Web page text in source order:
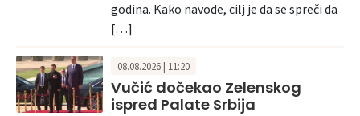
godina. Kako navode, cilj je da se spreči da
[…]
08.08.2026 | 11:20
Vučić dočekao Zelenskog
ispred Palate Srbija